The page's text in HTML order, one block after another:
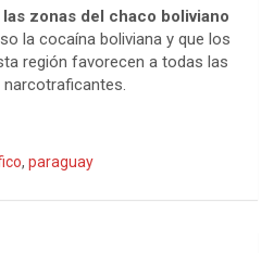
las zonas del chaco boliviano
la cocaína boliviana y que los
región favorecen a todas las
narcotraficantes.
, paraguay